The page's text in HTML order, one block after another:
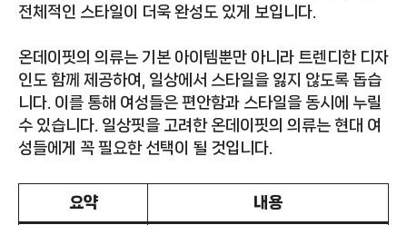
전체적인 스타일이 더욱 완성도 있게 보입니다.
온데이핏의 의류는 기본 아이템뿐만 아니라 트렌디한 디자
인도 함께 제공하여, 일상에서 스타일을 잃지 않도록 돕습
니다. 이를 통해 여성들은 편안함과 스타일을 동시에 누릴
수 있습니다. 일상핏을 고려한 온데이핏의 의류는 현대 여
성들에게 꼭 필요한 선택이 될 것입니다.
요약 내용